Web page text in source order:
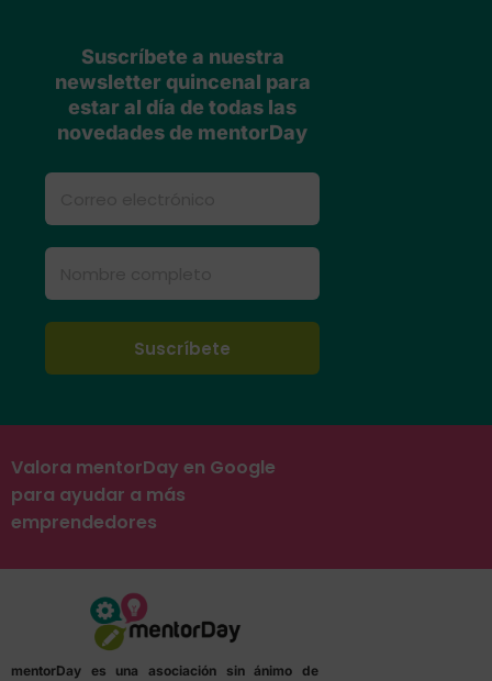
Suscríbete a nuestra
newsletter quincenal para
estar al día de todas las
novedades de mentorDay
Valora mentorDay en Google
para ayudar a más
emprendedores
mentorDay es una asociación sin ánimo de